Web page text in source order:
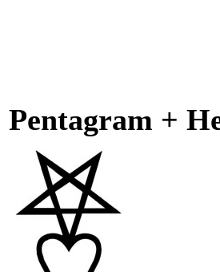
Pentagram +